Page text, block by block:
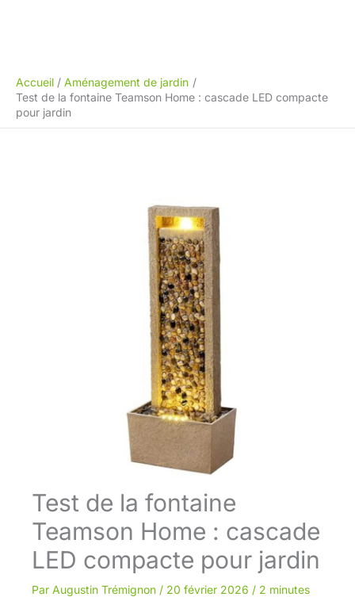
Accueil
Aménagement de jardin
Test de la fontaine Teamson Home : cascade LED compacte
pour jardin
Test de la fontaine
Teamson Home : cascade
LED compacte pour jardin
Par Augustin Trémignon / 20 février 2026 / 2 minutes